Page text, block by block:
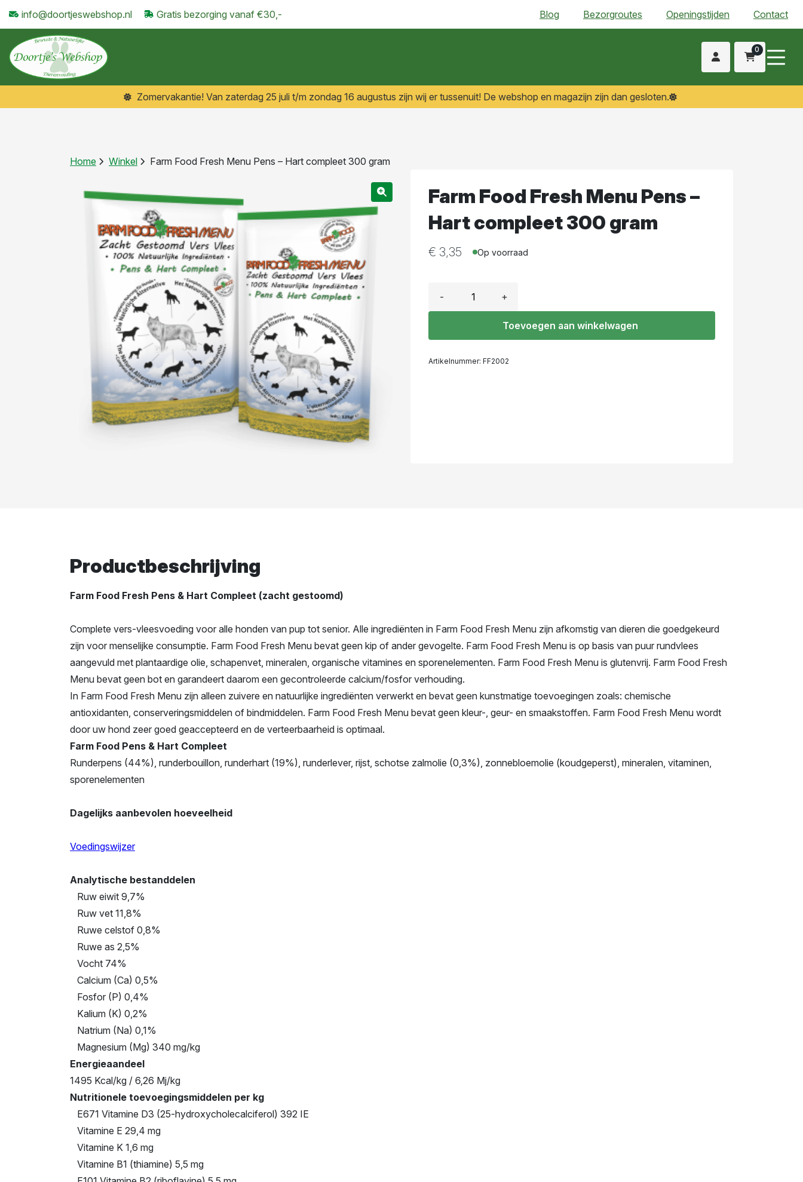
info@doortjeswebshop.nl Gratis bezorging vanaf €30,- Blog Bezorgroutes Openingstijden Contact
0
Zomervakantie! Van zaterdag 25 juli t/m zondag 16 augustus zijn wij er tussenuit! De webshop en magazijn zijn dan gesloten.
Home Winkel Farm Food Fresh Menu Pens – Hart compleet 300 gram
Farm Food Fresh Menu Pens –
Hart compleet 300 gram
€ 3,35 Op voorraad
- +
Toevoegen aan winkelwagen
Artikelnummer: FF2002
Productbeschrijving
Farm Food Fresh Pens & Hart Compleet (zacht gestoomd)
Complete vers-vleesvoeding voor alle honden van pup tot senior. Alle ingrediënten in Farm Food Fresh Menu zijn afkomstig van dieren die goedgekeurd
zijn voor menselijke consumptie. Farm Food Fresh Menu bevat geen kip of ander gevogelte. Farm Food Fresh Menu is op basis van puur rundvlees
aangevuld met plantaardige olie, schapenvet, mineralen, organische vitamines en sporenelementen. Farm Food Fresh Menu is glutenvrij. Farm Food Fresh
Menu bevat geen bot en garandeert daarom een gecontroleerde calcium/fosfor verhouding.
In Farm Food Fresh Menu zijn alleen zuivere en natuurlijke ingrediënten verwerkt en bevat geen kunstmatige toevoegingen zoals: chemische
antioxidanten, conserveringsmiddelen of bindmiddelen. Farm Food Fresh Menu bevat geen kleur-, geur- en smaakstoffen. Farm Food Fresh Menu wordt
door uw hond zeer goed geaccepteerd en de verteerbaarheid is optimaal.
Farm Food Pens & Hart Compleet
Runderpens (44%), runderbouillon, runderhart (19%), runderlever, rijst, schotse zalmolie (0,3%), zonnebloemolie (koudgeperst), mineralen, vitaminen,
sporenelementen
Dagelijks aanbevolen hoeveelheid
Voedingswijzer
Analytische bestanddelen
Ruw eiwit 9,7%
Ruw vet 11,8%
Ruwe celstof 0,8%
Ruwe as 2,5%
Vocht 74%
Calcium (Ca) 0,5%
Fosfor (P) 0,4%
Kalium (K) 0,2%
Natrium (Na) 0,1%
Magnesium (Mg) 340 mg/kg
Energieaandeel
1495 Kcal/kg / 6,26 Mj/kg
Nutritionele toevoegingsmiddelen per kg
E671 Vitamine D3 (25-hydroxycholecalciferol) 392 IE
Vitamine E 29,4 mg
Vitamine K 1,6 mg
Vitamine B1 (thiamine) 5,5 mg